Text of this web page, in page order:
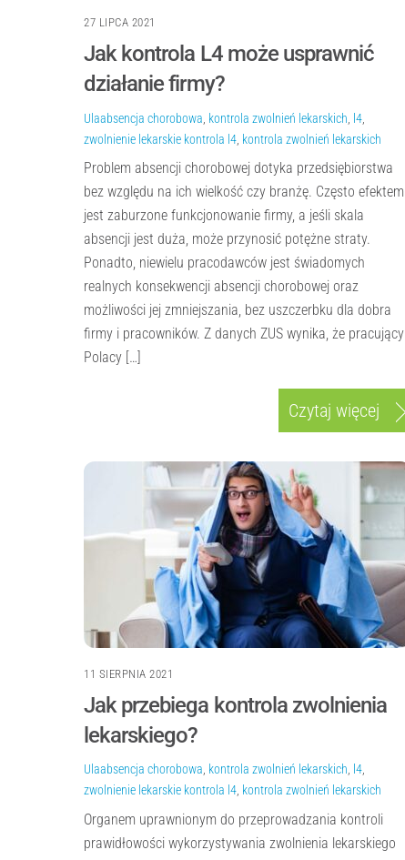
27 LIPCA 2021
Jak kontrola L4 może usprawnić
działanie firmy?
Ulaabsencja chorobowa, kontrola zwolnień lekarskich, l4,
zwolnienie lekarskie kontrola l4, kontrola zwolnień lekarskich
Problem absencji chorobowej dotyka przedsiębiorstwa
bez względu na ich wielkość czy branżę. Często efektem
jest zaburzone funkcjonowanie firmy, a jeśli skala
absencji jest duża, może przynosić potężne straty.
Ponadto, niewielu pracodawców jest świadomych
realnych konsekwencji absencji chorobowej oraz
możliwości jej zmniejszania, bez uszczerbku dla dobra
firmy i pracowników. Z danych ZUS wynika, że pracujący
Polacy […]
Czytaj więcej
11 SIERPNIA 2021
Jak przebiega kontrola zwolnienia
lekarskiego?
Ulaabsencja chorobowa, kontrola zwolnień lekarskich, l4,
zwolnienie lekarskie kontrola l4, kontrola zwolnień lekarskich
Organem uprawnionym do przeprowadzania kontroli
prawidłowości wykorzystywania zwolnienia lekarskiego